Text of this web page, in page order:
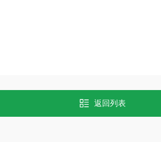
返回列表